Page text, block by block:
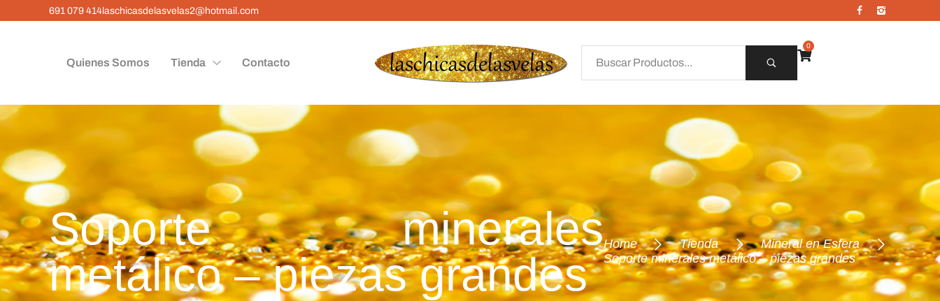
691 079 414laschicasdelasvelas2@hotmail.com
Quienes Somos Tienda Contacto
0
Soporte minerales
metálico – piezas grandes
Home Tienda
Mineral en Esfera
Soporte minerales metálico – piezas grandes